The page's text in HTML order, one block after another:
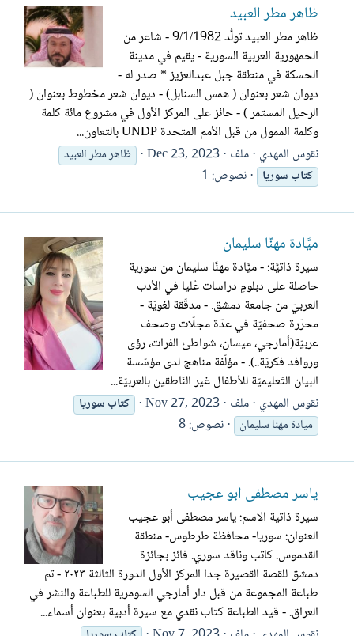
ظاهر مطر العبيد
ظاهر مطر العبيد تولُّد 9/1/1982 - شاعر من
الحمهورية العربية السورية - يقيم في مدينة
الحسكة في منطقة جبل عبدالعزيز * صدر له -
ديوان شعر بعنوان ( همس السنابل) - ديوان شعر مخطوط بعنوان (
الرحيل المستمر ) - حائز على المركز الأول في مشروع مائة كلمة
وكلمة الممول من قبل الأمم المتحدة UNDP بالتعاون...
نقوس المهدي ملف Dec 23, 2023
ظاهر مطر العبيد
كتابسوريا نصوص: 1
ميَّادة مهنَّا سليمان
سيرة ذاتيَّة: - ميَّادة مهنَّا سليمان من سورية
حاصلة على دبلومِ دراسات عُليا في الأدب
العربيّ من جامعة دمشق. - مدقّقة لغويّة -
محرّرة صحفيّة في عدّة مجلّات وصحف
عربيّة(أمارجي، ميسان، شواطئ الفرات، رؤى
وروافد فكريّة..). - مؤلّفة مناهج لدى مؤسّسة
البيان التّعليميّة للأطفال غير النّاطقين بالعربيّة...
نقوس المهدي ملف Nov 27, 2023 كتابسوريا
ميادة مهنا سليمان
نصوص: 8
ياسر مصطفى أبو عجيب
سيرة ذاتية الاسم: ياسر مصطفى أبو عجيب
العنوان: سوريا- محافظة طرطوس- منطقة
القدموس. كاتب وناقد سوري. فائز بجائزة
دمشق للقصة القصيرة جدا المركز الأول الدورة الثالثة ٢٠٢٣ - تم
طباعة المجموعة من قبل دار أمارجي السومرية للطباعة والنشر في
العراق. - قيد الطباعة كتاب نقدي مع سيرة أدبية بعنوان أسماء...